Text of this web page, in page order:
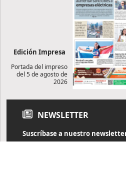
Edición Impresa
Portada del impreso
del 5 de agosto de
2026
NEWSLETTER
Suscríbase a nuestro
Reciba diariamente información